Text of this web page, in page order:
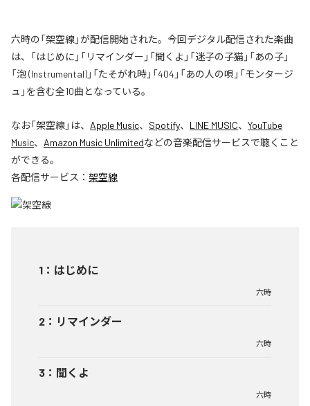
六時の「架空線」が配信開始された。今回デジタル配信された楽曲
は、「はじめに」「リマインダー」「聞くよ」「迷子の子猫」「あの子」
「泡 (Instrumental)」「たそがれ時」「404」「あの人の唄」「モンタージ
ュ」を含む全10曲となっている。
なお「架空線」は、 Apple Music、 Spotify、 LINE MUSIC、 YouTube
Music、 Amazon Music Unlimitedなどの音楽配信サービスで聴くこと
ができる。
各配信サービス： 架空線
1 ： はじめに
六時
2 ： リマインダー
六時
3 ： 聞くよ
六時